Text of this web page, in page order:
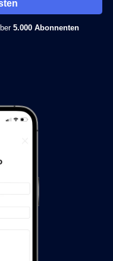
5.000 Abonnenten